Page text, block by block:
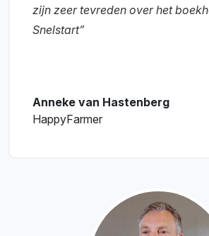
zijn zeer tevreden over het
Snelstart”
Anneke van Hastenberg
HappyFarmer